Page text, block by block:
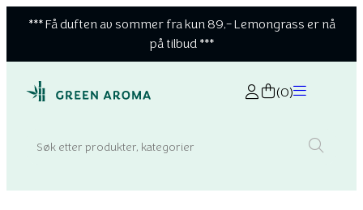
*** Få duften av sommer fra kun 89,- Lemongrass er nå
på tilbud ***
(0)
Search: